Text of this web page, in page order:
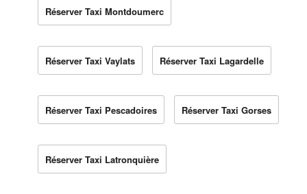
Réserver Taxi Montdoumerc
Réserver Taxi Vaylats Réserver Taxi Lagardelle
Réserver Taxi Pescadoires Réserver Taxi Gorses
Réserver Taxi Latronquière